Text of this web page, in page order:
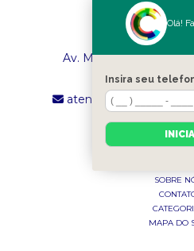
LOJA 2
Av. Maria Amália
(11)
SOBRE
MAPA DO
Olá!
Insira seu